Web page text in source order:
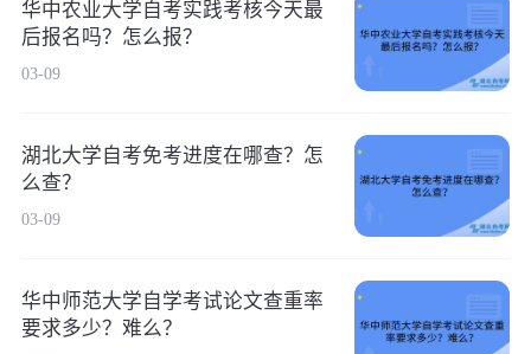
华中农业大学自考实践考核今天最
后报名吗？怎么报？
03-09
湖北大学自考免考进度在哪查？怎
么查？
03-09
华中师范大学自学考试论文查重率
要求多少？难么？